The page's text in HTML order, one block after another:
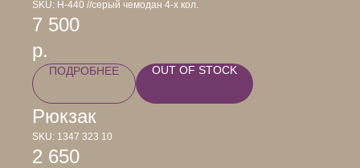
SKU: Н-440 //серый чемодан 4-х кол.
7 500
р.
ПОДРОБНЕЕ OUT OF STOCK
Рюкзак
SKU: 1347 323 10
2 650